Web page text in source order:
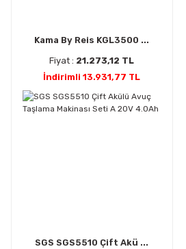
Kama By Reis KGL3500 ...
Fiyat : 21.273,12 TL
İndirimli 13.931,77 TL
SGS SGS5510 Çift Akü ...